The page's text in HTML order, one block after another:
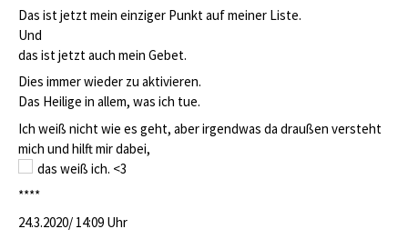
Das ist jetzt mein einziger Punkt auf meiner Liste.
Und
das ist jetzt auch mein Gebet.
Dies immer wieder zu aktivieren.
Das Heilige in allem, was ich tue.
Ich weiß nicht wie es geht, aber irgendwas da draußen versteht
mich und hilft mir dabei,
das weiß ich. <3
****
24.3.2020/ 14:09 Uhr